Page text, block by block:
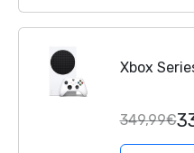
Xbox
349,99€